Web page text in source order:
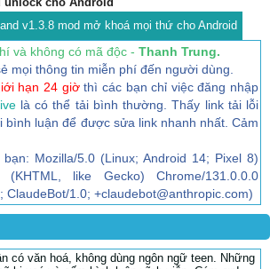
v1.3.8 mod mở khoá mọi thứ cho Android
và không có mã độc - Thanh Trung.
mọi thông tin miễn phí đến người dùng.
hạn 24 giờthì các bạn chỉ việc đăng nhập
là có thể tải bình thường. Thấy link tải lỗi
bình luận để được sửa link nhanh nhất. Cảm
Mozilla/5.0 (Linux; Android 14; Pixel 8)
(KHTML, like Gecko) Chrome/131.0.0.0
ClaudeBot/1.0; +claudebot@anthropic.com)
có văn hoá, không dùng ngôn ngữ teen. Những